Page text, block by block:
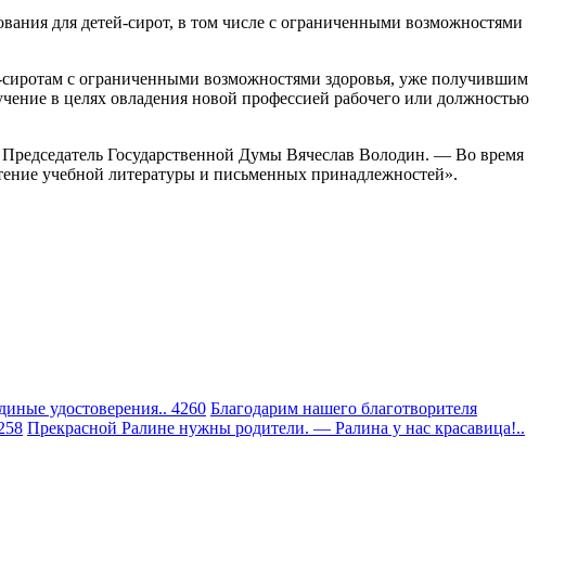
для детей-сирот, в том числе с ограниченными возможностями
сиротам с ограниченными возможностями здоровья, уже получившим
в целях овладения новой профессией рабочего или должностью
Государственной Думы Вячеслав Володин. — Во время
учебной литературы и письменных принадлежностей».
удостоверения.. 4260 Благодарим нашего благотворителя
Прекрасной Ралине нужны родители. — Ралина у нас красавица!..